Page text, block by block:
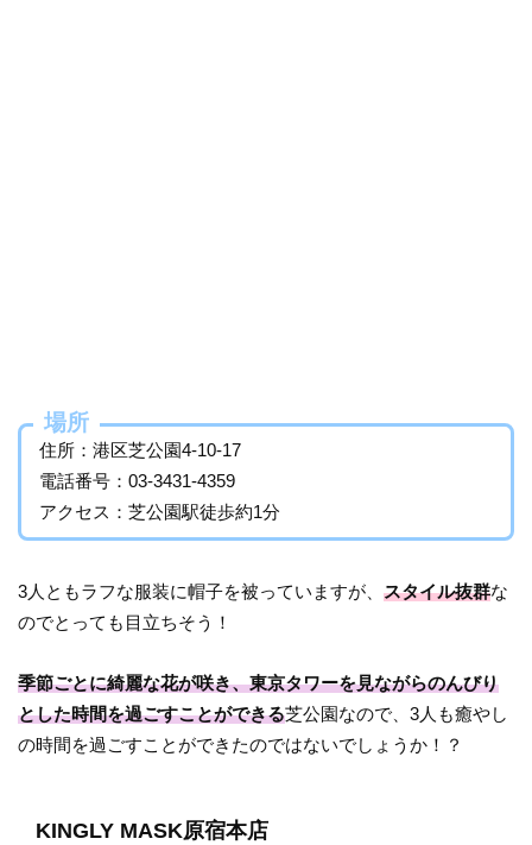
場所
住所：港区芝公園4-10-17
電話番号：03-3431-4359
アクセス：芝公園駅徒歩約1分
3人ともラフな服装に帽子を被っていますが、スタイル抜群な
のでとっても目立ちそう！
季節ごとに綺麗な花が咲き、東京タワーを見ながらのんびり
とした時間を過ごすことができる芝公園なので、3人も癒やし
の時間を過ごすことができたのではないでしょうか！？
KINGLY MASK原宿本店